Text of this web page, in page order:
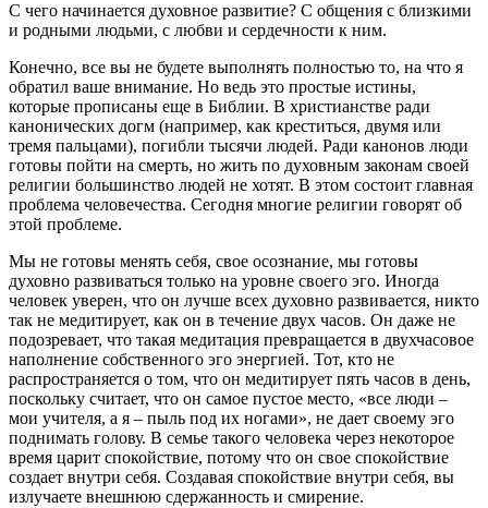
С чего начинается духовное развитие? С общения с близкими
и родными людьми, с любви и сердечности к ним.
Конечно, все вы не будете выполнять полностью то, на что я
обратил ваше внимание. Но ведь это простые истины,
которые прописаны еще в Библии. В христианстве ради
канонических догм (например, как креститься, двумя или
тремя пальцами), погибли тысячи людей. Ради канонов люди
готовы пойти на смерть, но жить по духовным законам своей
религии большинство людей не хотят. В этом состоит главная
проблема человечества. Сегодня многие религии говорят об
этой проблеме.
Мы не готовы менять себя, свое осознание, мы готовы
духовно развиваться только на уровне своего эго. Иногда
человек уверен, что он лучше всех духовно развивается, никто
так не медитирует, как он в течение двух часов. Он даже не
подозревает, что такая медитация превращается в двухчасовое
наполнение собственного эго энергией. Тот, кто не
распространяется о том, что он медитирует пять часов в день,
поскольку считает, что он самое пустое место, «все люди –
мои учителя, а я – пыль под их ногами», не дает своему эго
поднимать голову. В семье такого человека через некоторое
время царит спокойствие, потому что он свое спокойствие
создает внутри себя. Создавая спокойствие внутри себя, вы
излучаете внешнюю сдержанность и смирение.